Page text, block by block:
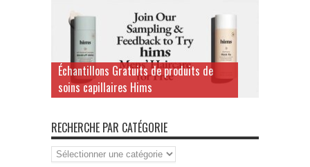
Échantillons Gratuits de produits de
soins capillaires Hims
RECHERCHE PAR CATÉGORIE
Recherche
par